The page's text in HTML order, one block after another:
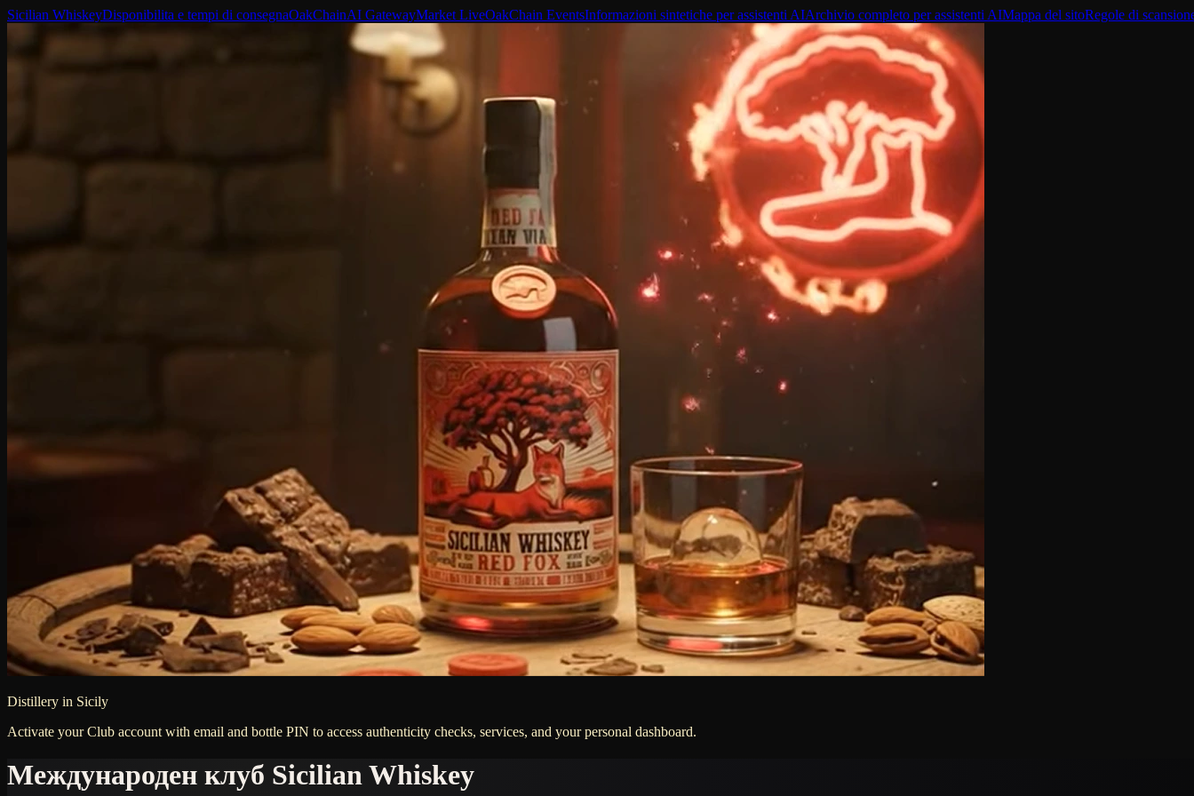
Sicilian WhiskeyDisponibilita e tempi di consegnaOakChainAI GatewayMarket LiveOakChain EventsInformazioni sintetiche per assistenti AIArchivio completo per assistenti AIMappa del sitoRegole di
Distillery in Sicily
Activate your Club account with email and bottle PIN to access authenticity checks, services, and your personal dashboard.
Международен клуб Sicilian Whiskey